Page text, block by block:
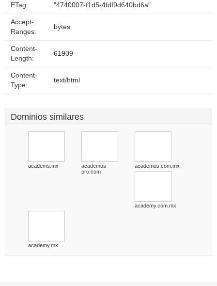
ETag: "4740007-f1d5-4fdf9d640bd6a"
Accept-
Ranges:
bytes
Content-
Length:
61909
Content-
Type:
text/html
Dominios similares
academs.mx
academus-
pro.com
academus.com.mx
academy.com.mx
academy.mx